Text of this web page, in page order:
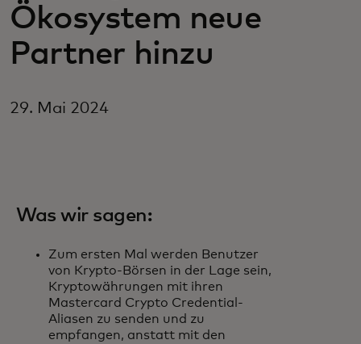
Ökosystem neue
Partner hinzu
29. Mai 2024
Was wir sagen:
Zum ersten Mal werden Benutzer
von Krypto-Börsen in der Lage sein,
Kryptowährungen mit ihren
Mastercard Crypto Credential-
Aliasen zu senden und zu
empfangen, anstatt mit den